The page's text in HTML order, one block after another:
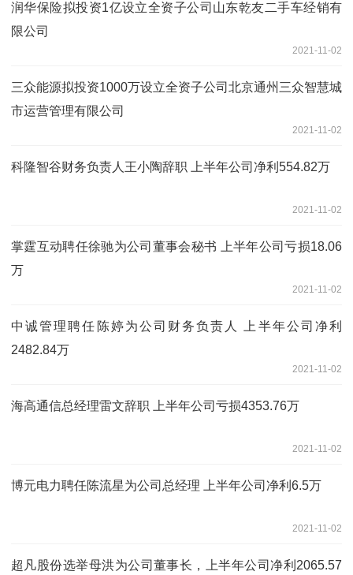
润华保险拟投资1亿设立全资子公司山东乾友二手车经销有
限公司
2021-11-02
三众能源拟投资1000万设立全资子公司北京通州三众智慧城
市运营管理有限公司
2021-11-02
科隆智谷财务负责人王小陶辞职 上半年公司净利554.82万
2021-11-02
掌霆互动聘任徐驰为公司董事会秘书 上半年公司亏损18.06
万
2021-11-02
中诚管理聘任陈婷为公司财务负责人 上半年公司净利
2482.84万
2021-11-02
海高通信总经理雷文辞职 上半年公司亏损4353.76万
2021-11-02
博元电力聘任陈流星为公司总经理 上半年公司净利6.5万
2021-11-02
超凡股份选举母洪为公司董事长，上半年公司净利2065.57